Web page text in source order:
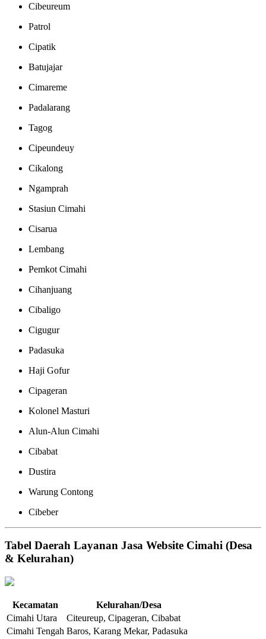
Cibeureum
Patrol
Cipatik
Batujajar
Cimareme
Padalarang
Tagog
Cipeundeuy
Cikalong
Ngamprah
Stasiun Cimahi
Cisarua
Lembang
Pemkot Cimahi
Cihanjuang
Cibaligo
Cigugur
Padasuka
Haji Gofur
Cipageran
Kolonel Masturi
Alun-Alun Cimahi
Cibabat
Dustira
Warung Contong
Cibeber
Tabel Daerah Layanan Jasa Website Cimahi (Desa
& Kelurahan)
Kecamatan
Kelurahan/Desa
Cimahi Utara
Citeureup, Cipageran, Cibabat
Cimahi Tengah Baros, Karang Mekar, Padasuka